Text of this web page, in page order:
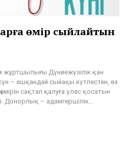
өмір сыйлайтын
Дүниежүзілік қан
– ешқандай сыйақы күтпестен, өз
сақтап қалуға үлес қосатын
Донорлық – адамгершілік…